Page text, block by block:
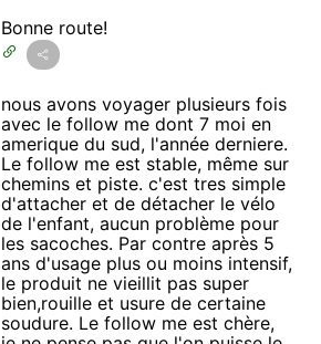
Bonne route!
nous avons voyager plusieurs fois
avec le follow me dont 7 moi en
amerique du sud, l'année derniere.
Le follow me est stable, même sur
chemins et piste. c'est tres simple
d'attacher et de détacher le vélo
de l'enfant, aucun problème pour
les sacoches. Par contre après 5
ans d'usage plus ou moins intensif,
le produit ne vieillit pas super
bien,rouille et usure de certaine
soudure. Le follow me est chère,